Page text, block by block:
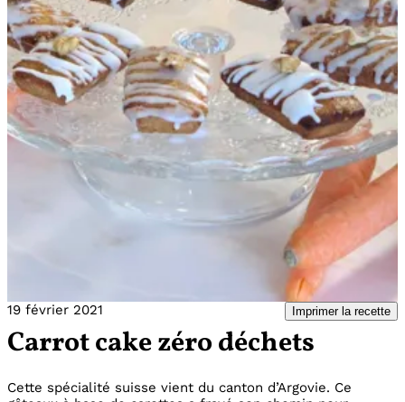
19 février 2021 Imprimer la recette
Carrot cake zéro déchets
Cette spécialité suisse vient du canton d’Argovie. Ce